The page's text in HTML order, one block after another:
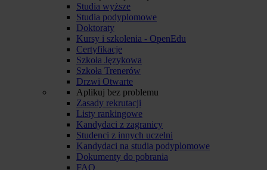
Studia wyższe
Studia podyplomowe
Doktoraty
Kursy i szkolenia - OpenEdu
Certyfikacje
Szkoła Językowa
Szkoła Trenerów
Drzwi Otwarte
Aplikuj bez problemu
Zasady rekrutacji
Listy rankingowe
Kandydaci z zagranicy
Studenci z innych uczelni
Kandydaci na studia podyplomowe
Dokumenty do pobrania
FAQ